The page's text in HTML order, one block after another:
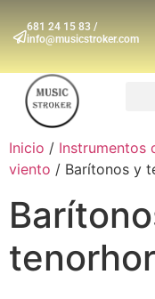
681 24 15 83 /
info@musicstroker.com
Inicio / Instrumentos
viento / Barítonos y